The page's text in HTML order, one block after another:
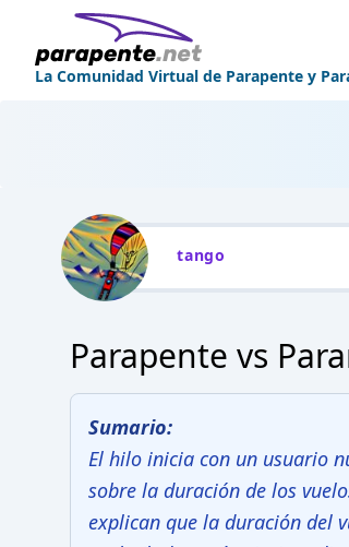
La Comunidad Virtual de Parapente y
tango
Parapente vs
Sumario:
El hilo inicia con un usuario
sobre la duración de los
explican que la duración del